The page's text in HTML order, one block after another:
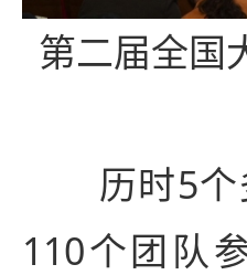
第二届全国
历时5个
110个团队